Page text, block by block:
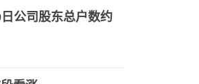
公司股东总户数约